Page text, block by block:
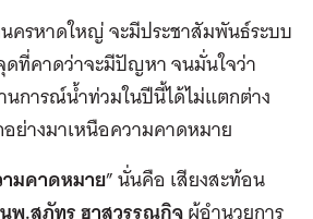
ครหาดใหญ่ จะมีประชาสัมพันธ์ระบบ
ที่คาดว่าจะมีปัญหา จนมั่นใจว่า
การณ์น้ำท่วมในปีนี้ได้ไม่แตกต่าง
ย่างมาเหนือความคาดหมาย
ามคาดหมาย” นั่นคือ เสียงสะท้อน